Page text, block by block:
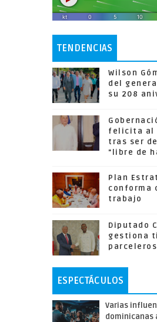
TENDENCIAS
Wilson
del
su 208
felicita al
tras ser
"libre de
Plan
conforma
trabajo
Diputado
gestiona
parceleros
ESPECTÁCULOS
Varias
dominicanas